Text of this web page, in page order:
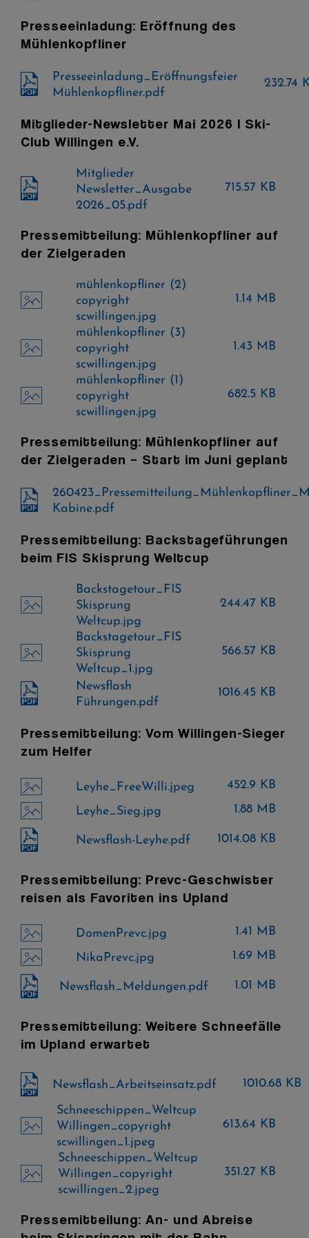
Presseeinladung: Eröffnung des
Mühlenkopfliner
Presseeinladung_Eröffnungsfeier
Mühlenkopfliner.pdf
232.74
Mitglieder-Newsletter Mai 2026 I Ski-
Club Willingen e.V.
Mitglieder
Newsletter_Ausgabe
2026_05.pdf
715.57 KB
Pressemitteilung: Mühlenkopfliner auf
der Zielgeraden
mühlenkopfliner (2)
copyright
scwillingen.jpg
1.14 MB
mühlenkopfliner (3)
copyright
scwillingen.jpg
1.43 MB
mühlenkopfliner (1)
copyright
scwillingen.jpg
682.5 KB
Pressemitteilung: Mühlenkopfliner auf
der Zielgeraden – Start im Juni geplant
Kabine.pdf
Pressemitteilung: Backstageführungen
beim FIS Skisprung Weltcup
Backstagetour_FIS
Skisprung
Weltcup.jpg
244.47 KB
Backstagetour_FIS
Skisprung
Weltcup_1.jpg
566.57 KB
Newsflash
Führungen.pdf
1016.45 KB
Pressemitteilung: Vom Willingen-Sieger
zum Helfer
Leyhe_FreeWilli.jpeg
452.9 KB
Leyhe_Sieg.jpg
1.88 MB
Newsflash-Leyhe.pdf 1014.08 KB
Pressemitteilung: Prevc-Geschwister
reisen als Favoriten ins Upland
DomenPrevc.jpg
1.41 MB
NikaPrevc.jpg
1.69 MB
Newsflash_Meldungen.pdf 1.01 MB
Pressemitteilung: Weitere Schneefälle
im Upland erwartet
Newsflash_Arbeitseinsatz.pdf 1010.68 KB
Schneeschippen_Weltcup
Willingen_copyright
scwillingen_1.jpeg
613.64 KB
Schneeschippen_Weltcup
Willingen_copyright
scwillingen_2.jpeg
351.27 KB
Pressemitteilung: An- und Abreise